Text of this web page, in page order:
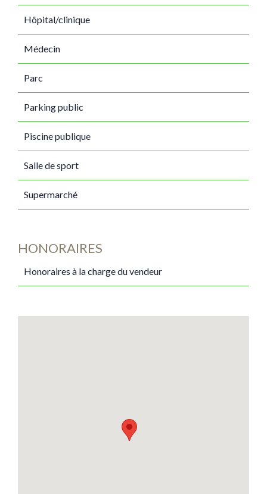
Hôpital/clinique
Médecin
Parc
Parking public
Piscine publique
Salle de sport
Supermarché
HONORAIRES
Honoraires à la charge du vendeur